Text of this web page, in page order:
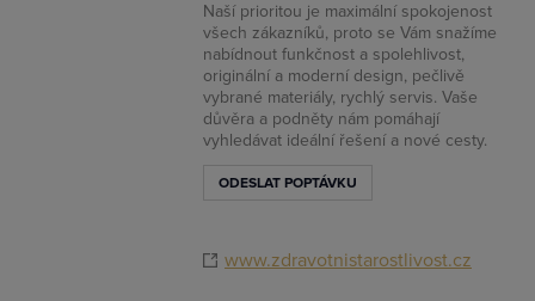
Naší prioritou je maximální spokojenost
všech zákazníků, proto se Vám snažíme
nabídnout funkčnost a spolehlivost,
originální a moderní design, pečlivě
vybrané materiály, rychlý servis. Vaše
důvěra a podněty nám pomáhají
vyhledávat ideální řešení a nové cesty.
ODESLAT POPTÁVKU
www.zdravotnistarostlivost.cz